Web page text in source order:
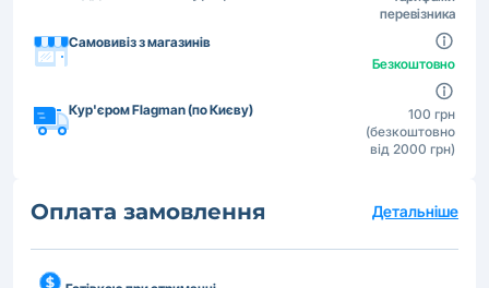
перевізника
Самовивіз з магазинів
Безкоштовно
Кур'єром Flagman (по Києву)
100 грн
(безкоштовно
від 2000 грн)
Оплата замовлення Детальніше